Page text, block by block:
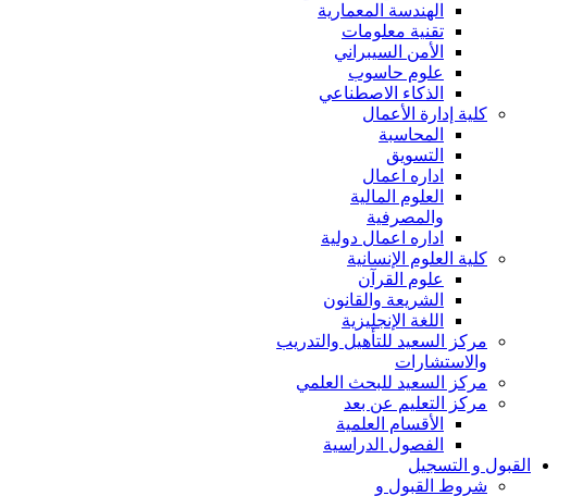
الهندسة المعمارية
تقنية معلومات
الأمن السيبراني
علوم حاسوب
الذكاء الاصطناعي
كلية إدارة الأعمال
المحاسبة
التسويق
اداره اعمال
العلوم المالية
والمصرفية
اداره اعمال دولية
كلية العلوم الإنسانية
علوم القرآن
الشريعة والقانون
اللغة الإنجليزية
مركز السعيد للتأهيل والتدريب
والاستشارات
مركز السعيد للبحث العلمي
مركز التعليم عن بعد
الأقسام العلمية
الفصول الدراسية
القبول و التسجيل
شروط القبول و